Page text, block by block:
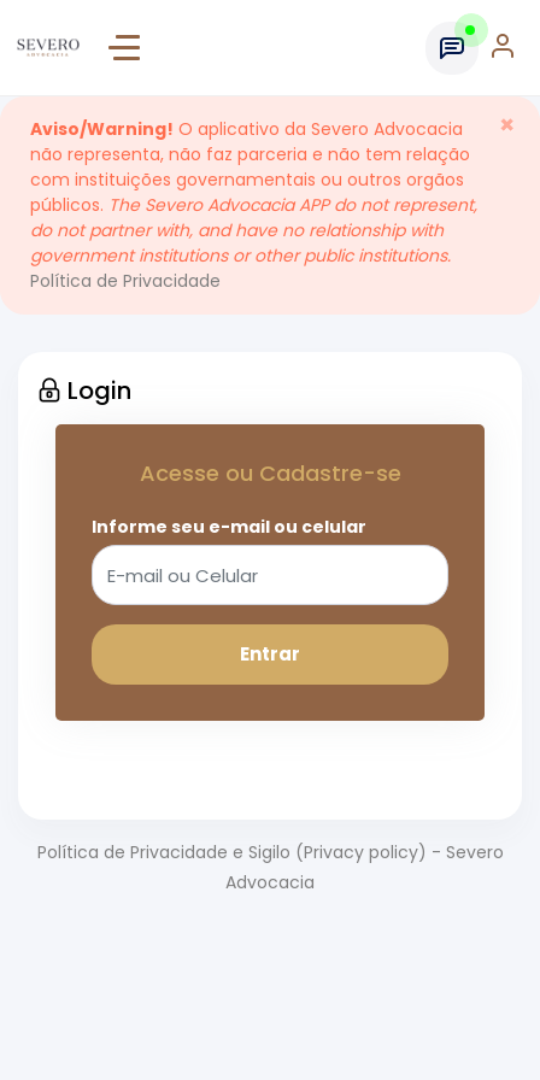
Aviso/Warning! O aplicativo da Severo Advocacia
não representa, não faz parceria e não tem relação
com instituições governamentais ou outros orgãos
públicos. The Severo Advocacia APP do not represent,
do not partner with, and have no relationship with
government institutions or other public institutions.
Política de Privacidade
×
Login
Acesse ou Cadastre-se
Informe seu e-mail ou celular
Entrar
Política de Privacidade e Sigilo (Privacy policy) - Severo
Advocacia